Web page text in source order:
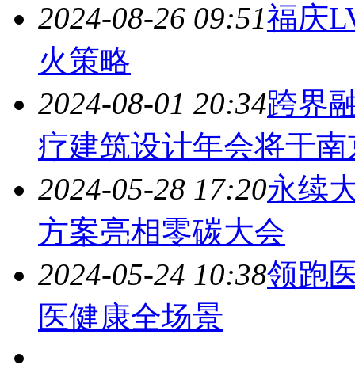
2024-08-26 09:51福庆
火策略
2024-08-01 20:34跨界
疗建筑设计年会将于
2024-05-28 17:20永续
方案亮相零碳大会
2024-05-24 10:38领跑
医健康全场景